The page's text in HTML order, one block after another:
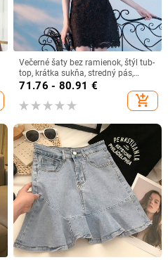
Večerné šaty bez ramienok, štýl tub-
top, krátka sukňa, stredný pás,
polyester 70–80% hlavný materiál,
71.76 - 80.91 €
add_shopping_cart